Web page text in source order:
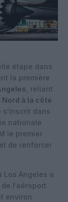
étape dans
la première
, reliant
Nord à la côte
dans
nationale
le premier
de renforcer
Los Angeles a
l’aéroport
environ